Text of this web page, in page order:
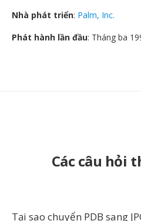
Nhà phát triển: Palm, Inc.
Phát hành lần đầu: Tháng ba
Các câu hỏi
Tại sao chuyển PDB sang